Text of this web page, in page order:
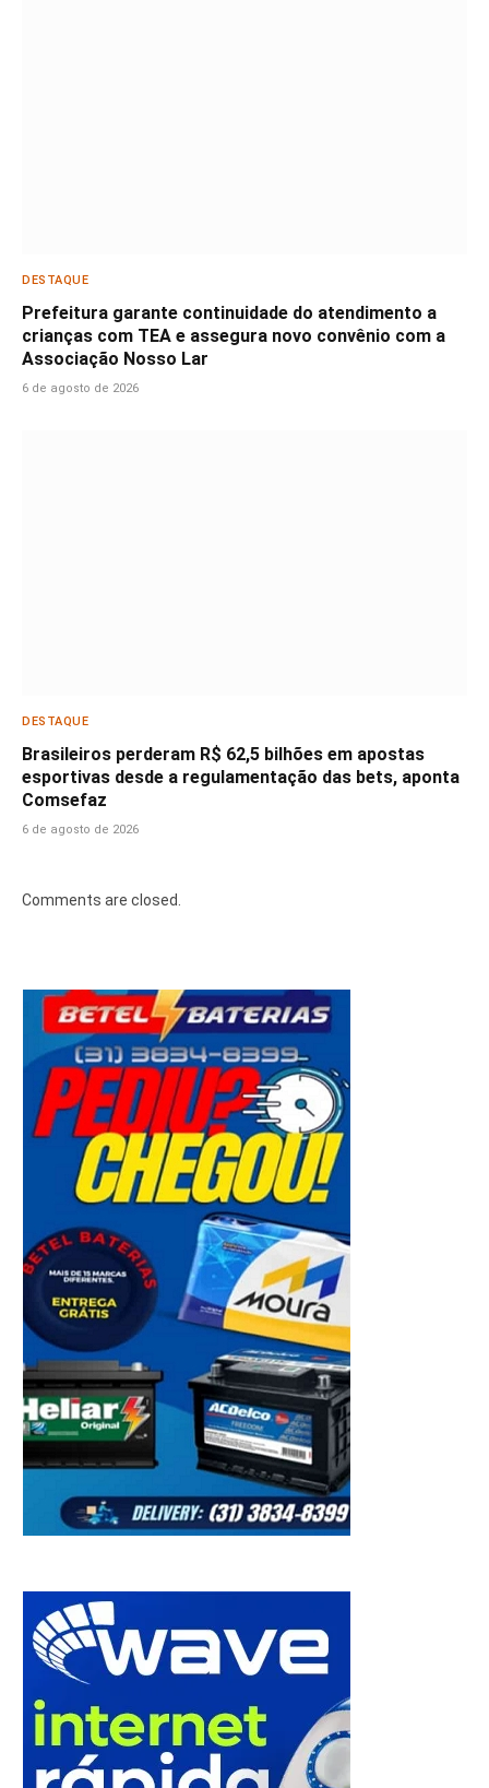
DESTAQUE
Prefeitura garante continuidade do atendimento a
crianças com TEA e assegura novo convênio com a
Associação Nosso Lar
6 de agosto de 2026
DESTAQUE
Brasileiros perderam R$ 62,5 bilhões em apostas
esportivas desde a regulamentação das bets, aponta
Comsefaz
6 de agosto de 2026
Comments are closed.